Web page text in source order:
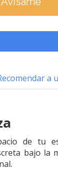
a
de tu
bajo la